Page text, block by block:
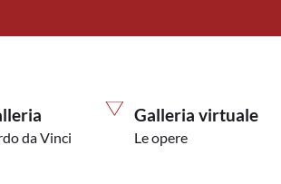
da Vinci
Galleria virtuale
Le opere